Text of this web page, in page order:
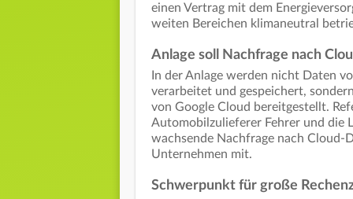
einen Vertrag mit dem
weiten Bereichen klimaneutral
Anlage soll Nachfrage nach
In der Anlage werden nicht Daten
verarbeitet und gespeichert,
von Google Cloud bereitgestellt.
Automobilzulieferer Fehrer und die
wachsende Nachfrage nach Cloud-
Unternehmen mit.
Schwerpunkt für große